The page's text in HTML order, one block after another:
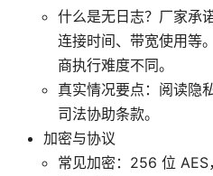
什么是无日志？厂家承
连接时间、带宽使用等
商执行难度不同。
真实情况要点：阅读隐
司法协助条款。
加密与协议
常见加密：256 位 AES